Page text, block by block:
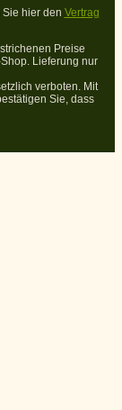
hier den Vertrag
Preise
Lieferung nur
verboten. Mit
Sie, dass